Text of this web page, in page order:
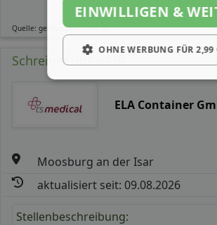
Quelle: germanpersonnel.de
Schreiner (m/ w/ d)
ELA Container
Moosburg an der Isar
aktualisiert seit: 09.08.2026
Stellenbeschreibung:
EINWILLIGEN &
OHNE WERBUNG FÜR 2,99